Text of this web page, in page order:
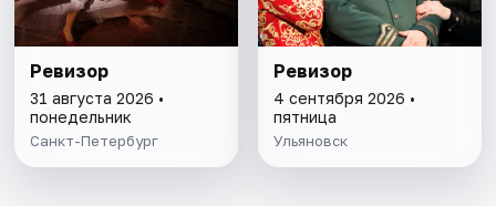
Ревизор
31 августа 2026 •
понедельник
Санкт-Петербург
Ревизор
4 сентября 2026 •
пятница
Ульяновск